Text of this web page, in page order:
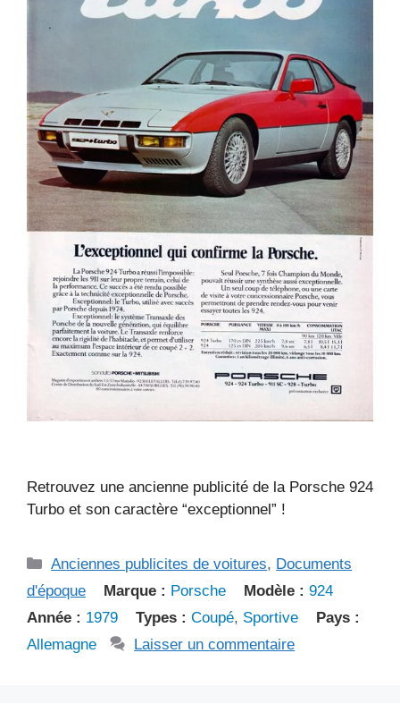
Retrouvez une ancienne publicité de la Porsche 924
Turbo et son caractère “exceptionnel” !
Catégories
Anciennes publicites de voitures, Documents
d'époque
Marque : Porsche Modèle : 924
Année : 1979 Types : Coupé, Sportive
Pays :
Allemagne
Laisser un commentaire